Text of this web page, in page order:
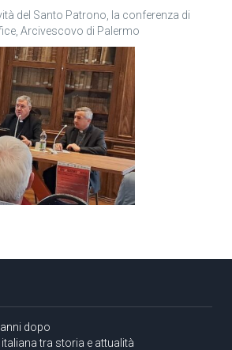
del Santo Patrono, la conferenza di
Arcivescovo di Palermo
dopo
italiana tra storia e attualità